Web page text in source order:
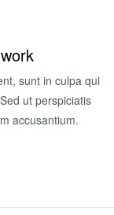
sunt in culpa qui
ut perspiciatis
accusantium.